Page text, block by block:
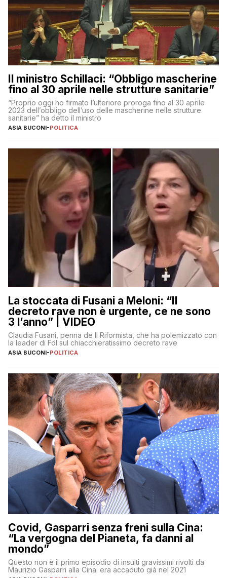
Il ministro Schillaci: “Obbligo mascherine
fino al 30 aprile nelle strutture sanitarie”
“Proprio oggi ho firmato l’ulteriore proroga fino al 30 aprile
2023 dell’obbligo dell’uso delle mascherine nelle strutture
sanitarie” ha detto il ministro
ASIA BUCONI-POLITICA
La stoccata di Fusani a Meloni: “Il
decreto rave non è urgente, ce ne sono
3 l’anno” | VIDEO
Claudia Fusani, penna de Il Riformista, che ha polemizzato con
la leader di FdI sul chiacchieratissimo decreto rave
ASIA BUCONI-POLITICA
Covid, Gasparri senza freni sulla Cina:
“La vergogna del Pianeta, fa danni al
mondo”
Questo non è il primo episodio di insulti gravissimi rivolti da
Maurizio Gasparri alla Cina: era accaduto già nel 2021